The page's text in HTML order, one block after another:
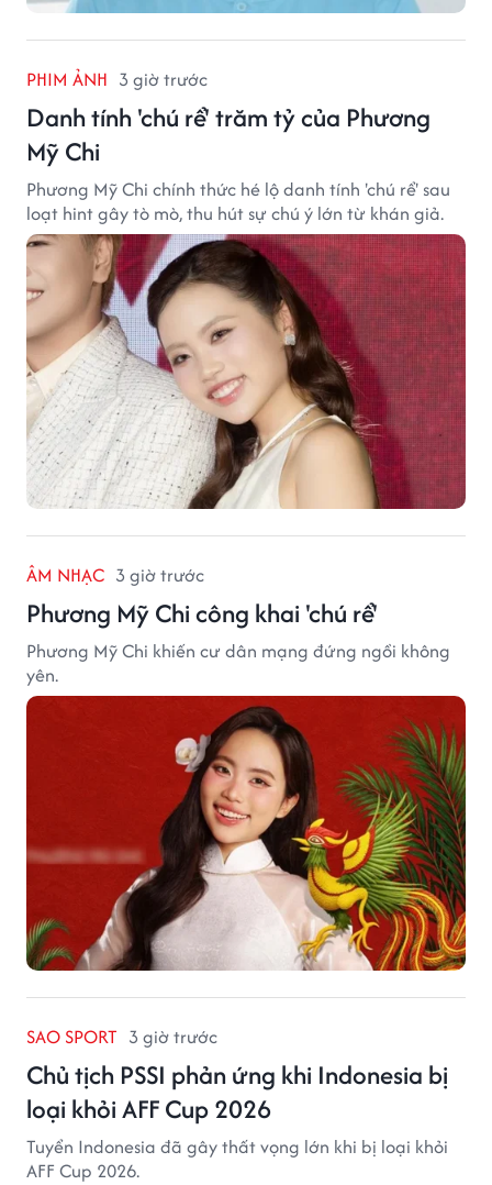
PHIM ẢNH 3 giờ trước
Danh tính 'chú rể' trăm tỷ của Phương
Mỹ Chi
Phương Mỹ Chi chính thức hé lộ danh tính 'chú rể' sau
loạt hint gây tò mò, thu hút sự chú ý lớn từ khán giả.
ÂM NHẠC 3 giờ trước
Phương Mỹ Chi công khai 'chú rể'
Phương Mỹ Chi khiến cư dân mạng đứng ngồi không
yên.
SAO SPORT 3 giờ trước
Chủ tịch PSSI phản ứng khi Indonesia bị
loại khỏi AFF Cup 2026
Tuyển Indonesia đã gây thất vọng lớn khi bị loại khỏi
AFF Cup 2026.